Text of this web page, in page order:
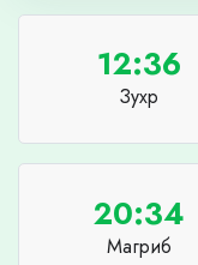
12:36
Зухр
20:34
Магриб